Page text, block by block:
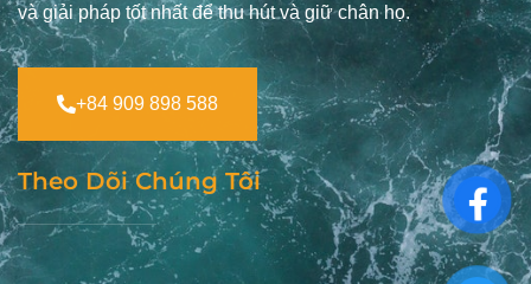
và giải pháp tốt nhất để thu hút và giữ chân họ.
+84 909 898 588
Theo Dõi Chúng Tôi